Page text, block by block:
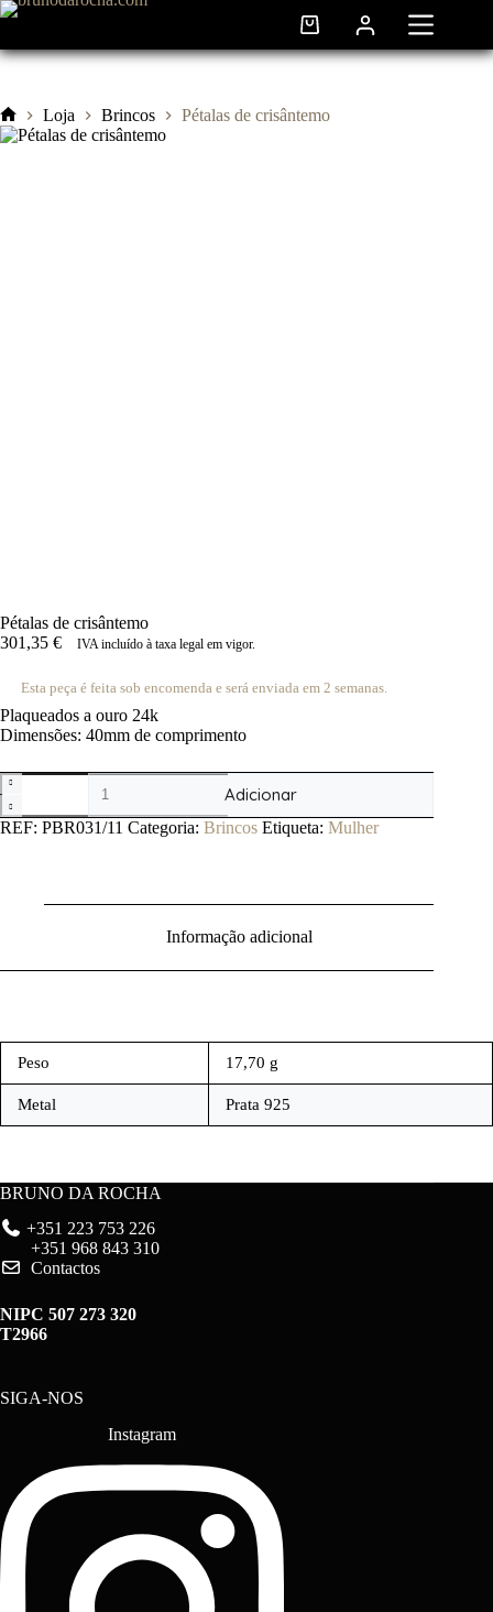
Pular
o
Carrinho
de
Início
Loja Brincos Pétalas de crisântemo
Pétalas de crisântemo
301,35 € IVA incluído à taxa legal em vigor.
Esta peça é feita sob encomenda e será enviada em 2 semanas.
Plaqueados a ouro 24k
Dimensões: 40mm de comprimento
Quantidade
de
Pétalas
de
Adicionar
REF: PBR031/11 Categoria: Brincos Etiqueta: Mulher
Informação adicional
Peso 17,70 g
Metal Prata 925
BRUNO DA ROCHA
+351 223 753 226
+351 968 843 310
Contactos
NIPC 507 273 320
T2966
SIGA-NOS
Instagram